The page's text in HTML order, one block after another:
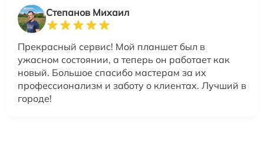
Степанов Михаил
Прекрасный сервис! Мой планшет был в
ужасном состоянии, а теперь он работает как
новый. Большое спасибо мастерам за их
профессионализм и заботу о клиентах. Лучший в
городе!